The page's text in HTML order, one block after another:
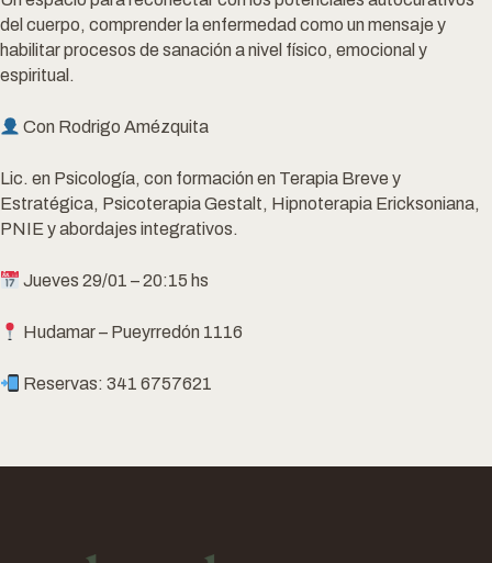
del cuerpo, comprender la enfermedad como un mensaje y
habilitar procesos de sanación a nivel físico, emocional y
espiritual.
Con Rodrigo Amézquita
Lic. en Psicología, con formación en Terapia Breve y
Estratégica, Psicoterapia Gestalt, Hipnoterapia Ericksoniana,
PNIE y abordajes integrativos.
Jueves 29/01 – 20:15 hs
Hudamar – Pueyrredón 1116
Reservas: 341 6757621